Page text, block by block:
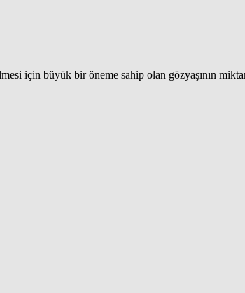
için büyük bir öneme sahip olan gözyaşının